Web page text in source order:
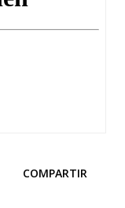
COMPARTIR